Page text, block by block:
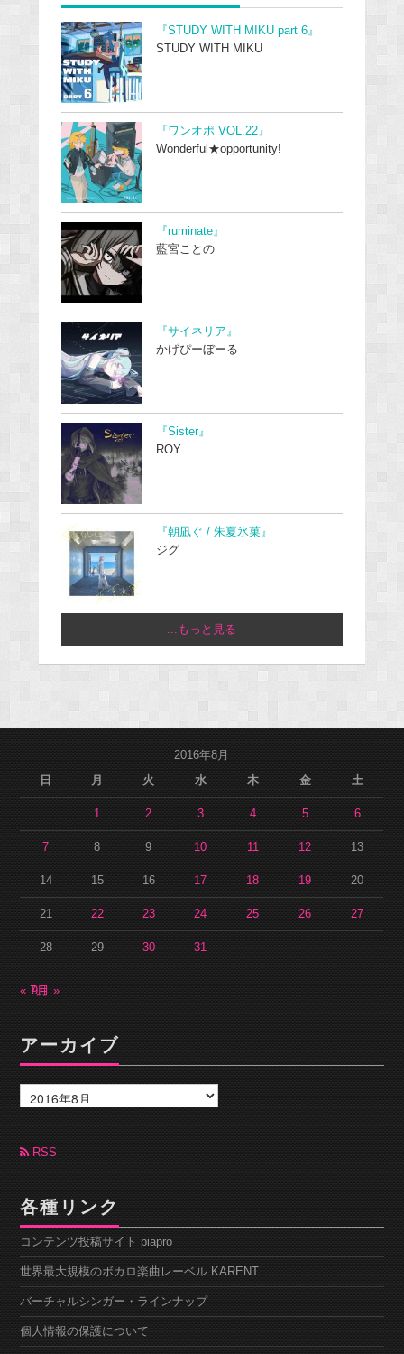
『STUDY WITH MIKU part 6』
STUDY WITH MIKU
『ワンオポ VOL.22』
Wonderful★opportunity!
『ruminate』
藍宮ことの
『サイネリア』
かげぴーぼーる
『Sister』
ROY
『朝凪ぐ / 朱夏氷菓』
ジグ
...もっと見る
2016年8月
日
月 火 水 木 金 土
1 2 3 4 5 6
7 8 9 10 11 12 13
14 15 16 17 18 19 20
21 22 23 24 25 26 27
28 29 30 31
« 7月9月 »
アーカイブ
ー
カ
ブ RSS
各種リンク
コンテンツ投稿サイト piapro
世界最大規模のボカロ楽曲レーベル KARENT
バーチャルシンガー・ラインナップ
個人情報の保護について